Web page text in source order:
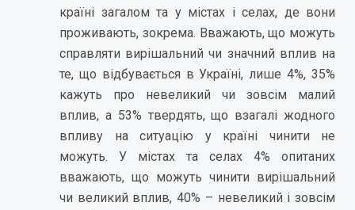
країні загалом та у містах і селах, де вони
проживають, зокрема. Вважають, що можуть
справляти вирішальний чи значний вплив на
те, що відбувається в Україні, лише 4%, 35%
кажуть про невеликий чи зовсім малий
вплив, а 53% твердять, що взагалі жодного
впливу на ситуацію у країні чинити не
можуть. У містах та селах 4% опитаних
вважають, що можуть чинити вирішальний
чи великий вплив, 40% – невеликий і зовсім